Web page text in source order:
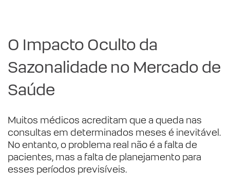
O Impacto Oculto da
Sazonalidade no Mercado de
Saúde
Muitos médicos acreditam que a queda nas
consultas em determinados meses é inevitável.
No entanto, o problema real não é a falta de
pacientes, mas a falta de planejamento para
esses períodos previsíveis.